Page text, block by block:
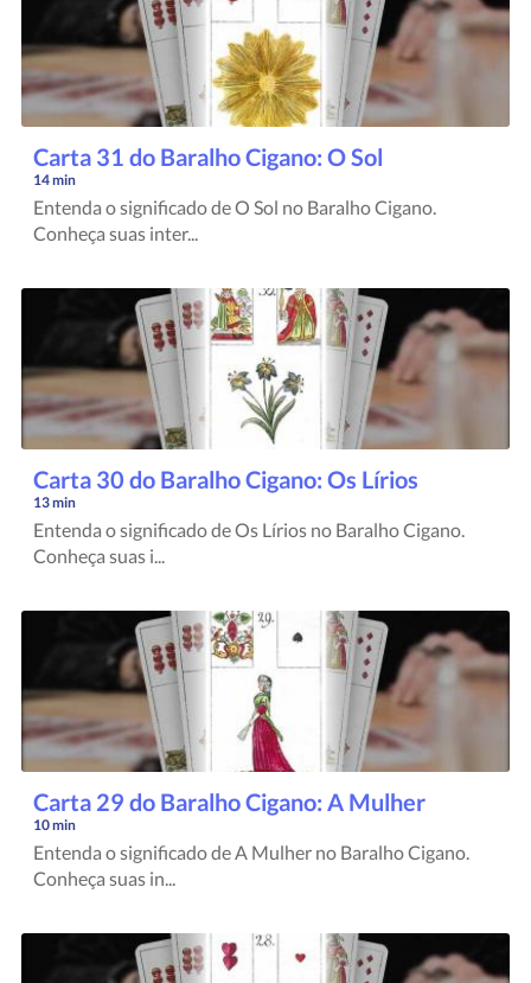
Carta 31 do Baralho Cigano: O Sol
14 min
Entenda o significado de O Sol no Baralho Cigano.
Conheça suas inter...
Carta 30 do Baralho Cigano: Os Lírios
13 min
Entenda o significado de Os Lírios no Baralho Cigano.
Conheça suas i...
Carta 29 do Baralho Cigano: A Mulher
10 min
Entenda o significado de A Mulher no Baralho Cigano.
Conheça suas in...